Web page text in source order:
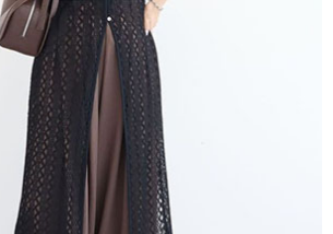
哥付你分期」之契約關係目的，商店將以您的個人
地址）提供予台灣大哥大進項蒐集、處理及利用，
期帳單所需資料之確認、核對及更正。
詳閱以下連結： https://oppay.tw/userRule
先享後付 」之結帳頁面顯示為準，若有關於
取消欲退款等相關疑問，請聯繫「AFTEE先享後付
netprotections.freshdesk.com/support/home
有限公司提供之「AFTEE先享後付」服務完成之交
圍內提供個人資料，並將交易相關給付款項請求債
有限公司。
宜，請瀏覽以下網址：
先徵得法定代理人或監護人之同意方可使用
含以上)免運費
含以上)免運費
含以上)免運費